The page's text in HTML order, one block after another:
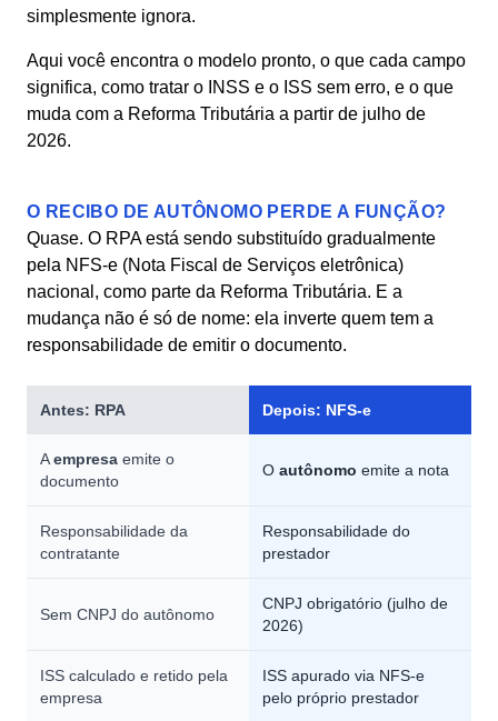
simplesmente ignora.
Aqui você encontra o modelo pronto, o que cada campo
significa, como tratar o INSS e o ISS sem erro, e o que
muda com a Reforma Tributária a partir de julho de
2026.
O RECIBO DE AUTÔNOMO PERDE A FUNÇÃO?
Quase. O RPA está sendo substituído gradualmente
pela NFS-e (Nota Fiscal de Serviços eletrônica)
nacional, como parte da Reforma Tributária. E a
mudança não é só de nome: ela inverte quem tem a
responsabilidade de emitir o documento.
Antes: RPA Depois: NFS-e
Aempresa emite o
documento
O autônomo emite a nota
Responsabilidade da
contratante
Responsabilidade do
prestador
Sem CNPJ do autônomo
CNPJ obrigatório (julho de
2026)
ISS calculado e retido pela
empresa
ISS apurado via NFS-e
pelo próprio prestador